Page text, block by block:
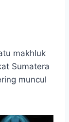
makhluk
Sumatera
muncul